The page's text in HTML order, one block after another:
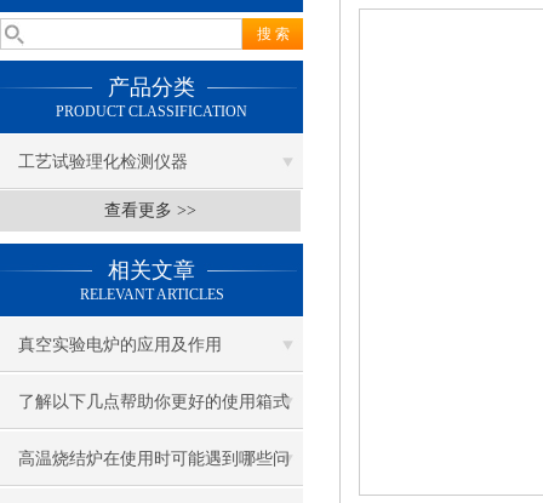
产品分类
PRODUCT CLASSIFICATION
工艺试验理化检测仪器
查看更多 >>
相关文章
RELEVANT ARTICLES
真空实验电炉的应用及作用
了解以下几点帮助你更好的使用箱式
梯度电阻炉
高温烧结炉在使用时可能遇到哪些问